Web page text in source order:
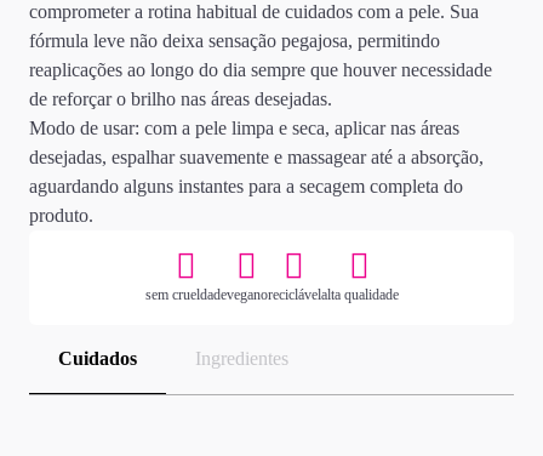
comprometer a rotina habitual de cuidados com a pele. Sua
fórmula leve não deixa sensação pegajosa, permitindo
reaplicações ao longo do dia sempre que houver necessidade
de reforçar o brilho nas áreas desejadas.
Modo de usar: com a pele limpa e seca, aplicar nas áreas
desejadas, espalhar suavemente e massagear até a absorção,
aguardando alguns instantes para a secagem completa do
produto.
sem crueldadeveganoreciclávelalta qualidade
Cuidados Ingredientes